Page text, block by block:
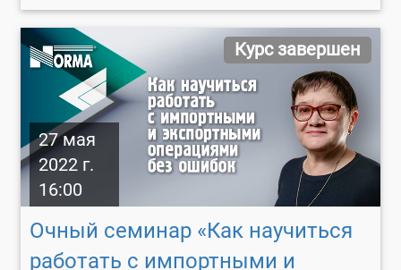
27 мая
2022 г.
16:00
Курс завершен
Очный семинар «Как научиться
работать с импортными и